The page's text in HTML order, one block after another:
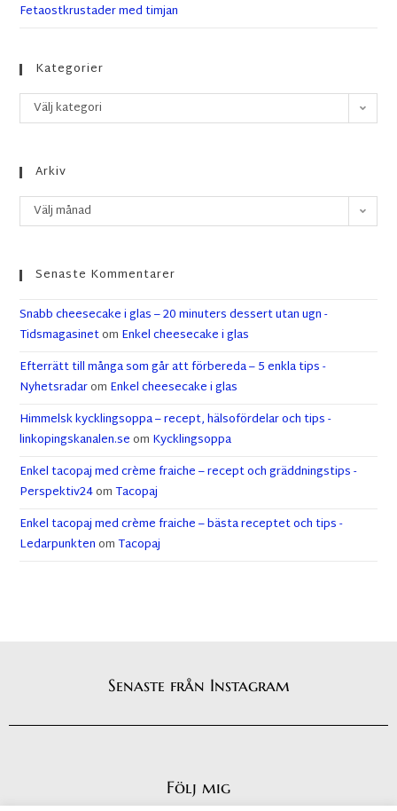
Fetaostkrustader med timjan
Kategorier
Välj kategori
Arkiv
Välj månad
Senaste Kommentarer
Snabb cheesecake i glas – 20 minuters dessert utan ugn -
Tidsmagasinetom Enkel cheesecake i glas
Efterrätt till många som går att förbereda – 5 enkla tips -
Nyhetsradarom Enkel cheesecake i glas
Himmelsk kycklingsoppa – recept, hälsofördelar och tips -
linkopingskanalen.seom Kycklingsoppa
Enkel tacopaj med crème fraiche – recept och gräddningstips -
Perspektiv24omTacopaj
Enkel tacopaj med crème fraiche – bästa receptet och tips -
LedarpunktenomTacopaj
Senaste från Instagram
Följ mig